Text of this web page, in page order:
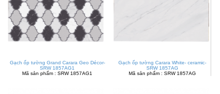
Gạch ốp tường Grand Carara Geo Décor-
SRW 1857AG1
Mã sản phẩm : SRW 1857AG1
Gạch ốp tường Carara White- ceramic-
SRW 1857AG
Mã sản phẩm : SRW 1857AG